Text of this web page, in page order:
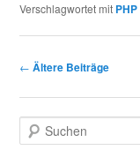
Verschlagwortet mit PHP
Beitragsnavigation
← Ältere Beiträge
u